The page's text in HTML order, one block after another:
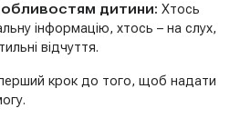
дитини: Хтось
інформацію, хтось – на слух,
відчуття.
крок до того, щоб надати